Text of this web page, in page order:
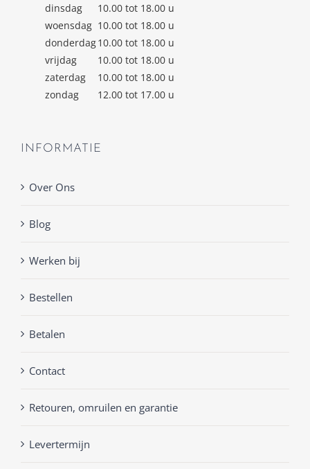
dinsdag
10.00 tot 18.00 u
woensdag 10.00 tot 18.00 u
donderdag10.00 tot 18.00 u
vrijdag
10.00 tot 18.00 u
zaterdag
10.00 tot 18.00 u
zondag
12.00 tot 17.00 u
INFORMATIE
Over Ons
Blog
Werken bij
Bestellen
Betalen
Contact
Retouren, omruilen en garantie
Levertermijn